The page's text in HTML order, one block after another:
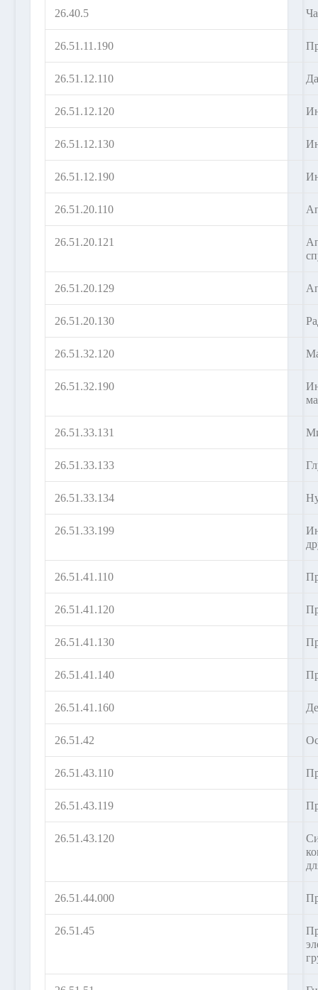
26.40.5
26.51.11.190
26.51.12.110
26.51.12.120
26.51.12.130
26.51.12.190
26.51.20.110
26.51.20.121
26.51.20.129
26.51.20.130
26.51.32.120
26.51.32.190
26.51.33.131
26.51.33.133
26.51.33.134
26.51.33.199
26.51.41.110
26.51.41.120
26.51.41.130
26.51.41.140
26.51.41.160
26.51.42
26.51.43.110
26.51.43.119
26.51.43.120
26.51.44.000
26.51.45